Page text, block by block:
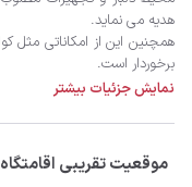
نمایش جزئیات بیشتر
موقعیت تقریبی اقامتگاه